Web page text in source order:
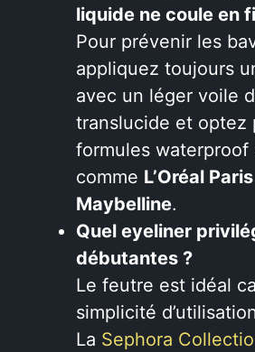
liquide ne coule en
Pour prévenir les
appliquez toujours
avec un léger voile
translucide et optez
formules waterproof
comme L’Oréal Paris
Maybelline.
Quel eyeliner
débutantes ?
Le feutre est idéal
simplicité
La Sephora